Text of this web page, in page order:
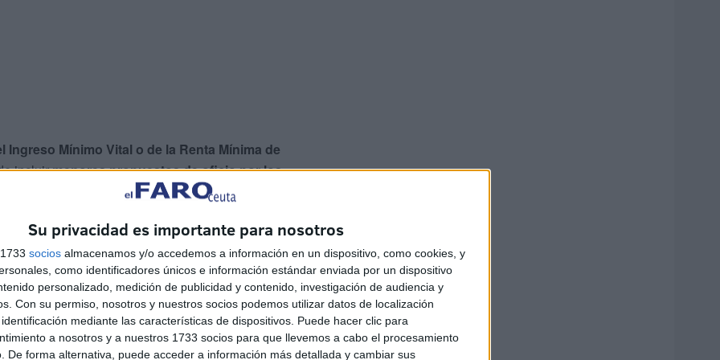
Su privacidad es importante para nosotros
socios almacenamos y/o accedemos a información en un dispositivo, como cookies, y
como identificadores únicos e información estándar enviada por un dispositivo
personalizado, medición de publicidad y contenido, investigación de audiencia y
Con su permiso, nosotros y nuestros socios podemos utilizar datos de localización
mediante las características de dispositivos. Puede hacer clic para
a nosotros y a nuestros 1733 socios para que llevemos a cabo el procesamiento
De forma alternativa, puede acceder a información más detallada y cambiar sus
Ingreso Mínimo Vital o de la Renta Mínima de
incluirmenores propuestos de oficio por los
en casos de vulnerabilidad acreditada.
con ayudas en especie que oscilan entre15 y 45 euros
en un establecimiento concertado por el